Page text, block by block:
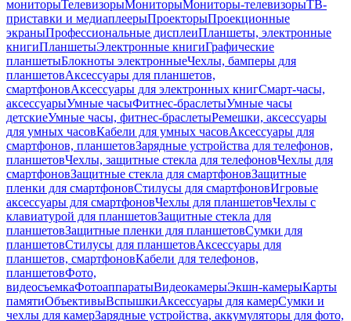
мониторыТелевизорыМониторыМониторы-телевизорыТВ-
приставки и медиаплеерыПроекторыПроекционные
экраныПрофессиональные дисплеиПланшеты, электронные
книгиПланшетыЭлектронные книгиГрафические
планшетыБлокноты электронныеЧехлы, бамперы для
планшетовАксессуары для планшетов,
смартфоновАксессуары для электронных книгСмарт-часы,
аксессуарыУмные часыФитнес-браслетыУмные часы
детскиеУмные часы, фитнес-браслетыРемешки, аксессуары
для умных часовКабели для умных часовАксессуары для
смартфонов, планшетовЗарядные устройства для телефонов,
планшетовЧехлы, защитные стекла для телефоновЧехлы для
смартфоновЗащитные стекла для смартфоновЗащитные
пленки для смартфоновСтилусы для смартфоновИгровые
аксессуары для смартфоновЧехлы для планшетовЧехлы с
клавиатурой для планшетовЗащитные стекла для
планшетовЗащитные пленки для планшетовСумки для
планшетовСтилусы для планшетовАксессуары для
планшетов, смартфоновКабели для телефонов,
планшетовФото,
видеосъемкаФотоаппаратыВидеокамерыЭкшн-камерыКарты
памятиОбъективыВспышкиАксессуары для камерСумки и
чехлы для камерЗарядные устройства, аккумуляторы для фото,